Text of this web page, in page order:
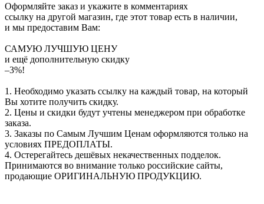
Оформляйте заказ и укажите в комментариях
ссылку на другой магазин, где этот товар есть в наличии,
и мы предоставим Вам:
САМУЮ ЛУЧШУЮ ЦЕНУ
и ещё дополнительную скидку
–3%!
1. Необходимо указать ссылку на каждый товар, на который
Вы хотите получить скидку.
2. Цены и скидки будут учтены менеджером при обработке
заказа.
3. Заказы по Самым Лучшим Ценам оформляются только на
условиях ПРЕДОПЛАТЫ.
4. Остерегайтесь дешёвых некачественных подделок.
Принимаются во внимание только российские сайты,
продающие ОРИГИНАЛЬНУЮ ПРОДУКЦИЮ.